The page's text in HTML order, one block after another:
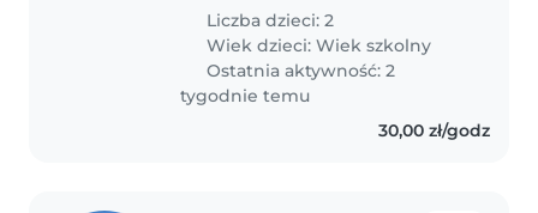
opieki nad naszymi dziećmi.
**Godziny pracy:** *
**Poniedziałek – Czwartek:**
16:00–20:00..
Liczba dzieci: 2
Wiek dzieci:Wiek szkolny
Ostatnia aktywność: 2
tygodnie temu
30,00 zł/godz